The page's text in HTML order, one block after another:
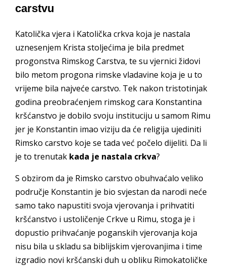
carstvu
Katolička vjera i Katolička crkva koja je nastala
uznesenjem Krista stoljećima je bila predmet
progonstva Rimskog Carstva, te su vjernici židovi
bilo metom progona rimske vladavine koja je u to
vrijeme bila najveće carstvo. Tek nakon tristotinjak
godina preobraćenjem rimskog cara Konstantina
kršćanstvo je dobilo svoju instituciju u samom Rimu
jer je Konstantin imao viziju da će religija ujediniti
Rimsko carstvo koje se tada već počelo dijeliti. Da li
je to trenutak kada je nastala crkva?
S obzirom da je Rimsko carstvo obuhvaćalo veliko
područje Konstantin je bio svjestan da narodi neće
samo tako napustiti svoja vjerovanja i prihvatiti
kršćanstvo i ustoličenje Crkve u Rimu, stoga je i
dopustio prihvaćanje poganskih vjerovanja koja
nisu bila u skladu sa biblijskim vjerovanjima i time
izgradio novi kršćanski duh u obliku Rimokatoličke